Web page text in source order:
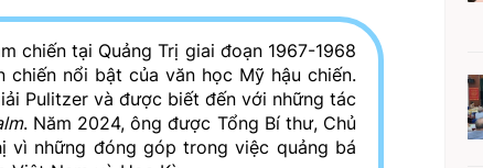
chiến tại Quảng Trị giai đoạn 1967-1968
nổi bật của văn học Mỹ hậu chiến.
Pulitzer và được biết đến với những tác
. Năm 2024, ông được Tổng Bí thư, Chủ
vì những đóng góp trong việc quảng bá